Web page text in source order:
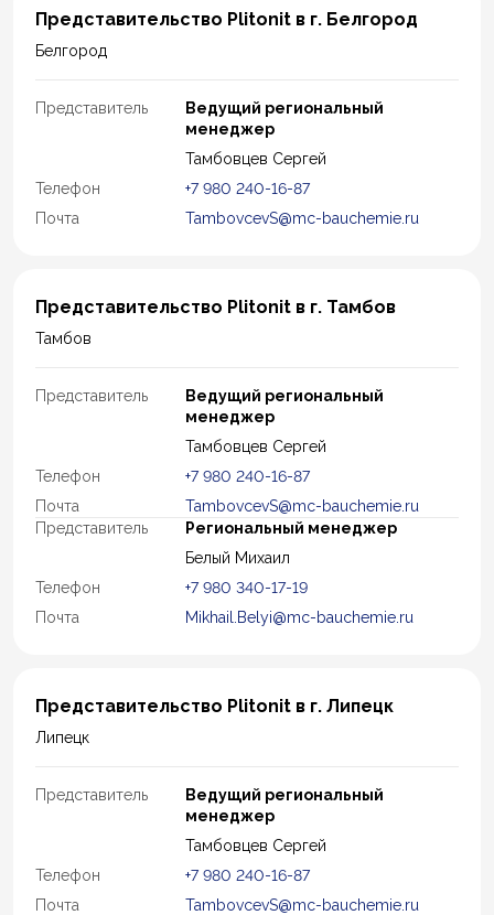
Представительство Plitonit в г. Белгород
Белгород
Представитель
Ведущий региональный
менеджер
Тамбовцев Сергей
Телефон
+7 980 240-16-87
Почта
TambovcevS@mc-bauchemie.ru
Представительство Plitonit в г. Тамбов
Тамбов
Представитель
Ведущий региональный
менеджер
Тамбовцев Сергей
Телефон
+7 980 240-16-87
Почта
TambovcevS@mc-bauchemie.ru
Представитель
Региональный менеджер
Белый Михаил
Телефон
+7 980 340-17-19
Почта
Mikhail.Belyi@mc-bauchemie.ru
Представительство Plitonit в г. Липецк
Липецк
Представитель
Ведущий региональный
менеджер
Тамбовцев Сергей
Телефон
+7 980 240-16-87
Почта
TambovcevS@mc-bauchemie.ru